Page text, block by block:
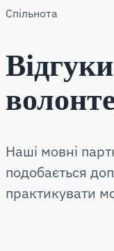
Спільнота
Наші мовні
подобається
практикувати